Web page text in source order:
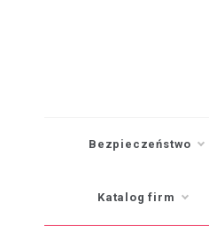
Bezpieczeństwo
Katalog firm